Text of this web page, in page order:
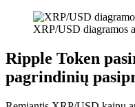
XRP/USD diagramos
Ripple Token
pagrindinių